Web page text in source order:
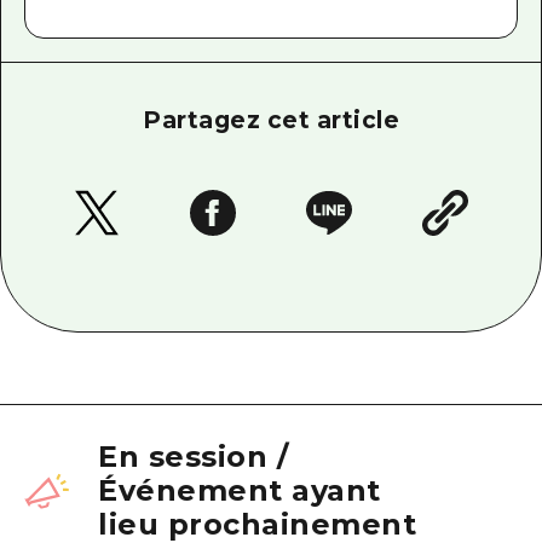
Partagez cet article
En session /
Événement ayant
lieu prochainement